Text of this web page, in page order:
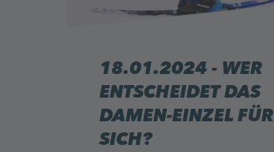
18.01.2024 - WER
ENTSCHEIDET DAS
DAMEN-EINZEL FÜR
SICH?